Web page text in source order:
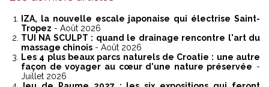
IZA, la nouvelle escale japonaise qui électrise Saint-
Tropez - Août 2026
TUI NA SCULPT : quand le drainage rencontre l'art du
massage chinois - Août 2026
Les 4 plus beaux parcs naturels de Croatie : une autre
façon de voyager au cœur d'une nature préservée -
Juillet 2026